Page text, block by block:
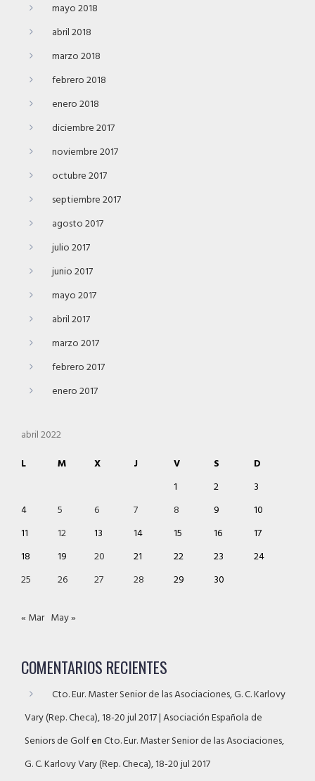
mayo 2018
abril 2018
marzo 2018
febrero 2018
enero 2018
diciembre 2017
noviembre 2017
octubre 2017
septiembre 2017
agosto 2017
julio 2017
junio 2017
mayo 2017
abril 2017
marzo 2017
febrero 2017
enero 2017
abril 2022
L
M X J V S
D
1
2
3
4
5 6 7 8 9
10
11
12 13 14 15 16
17
18
19 20 21 22 23
24
25
26 27 28 29 30
« Mar May »
COMENTARIOS RECIENTES
Cto. Eur. Master Senior de las Asociaciones, G. C. Karlovy
Vary (Rep. Checa), 18-20 jul 2017 | Asociación Española de
Seniors de GolfenCto. Eur. Master Senior de las Asociaciones,
G. C. Karlovy Vary (Rep. Checa), 18-20 jul 2017